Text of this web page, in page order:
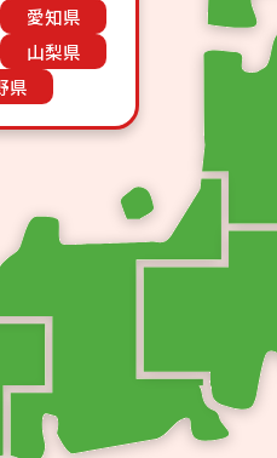
愛知県
山梨県
県